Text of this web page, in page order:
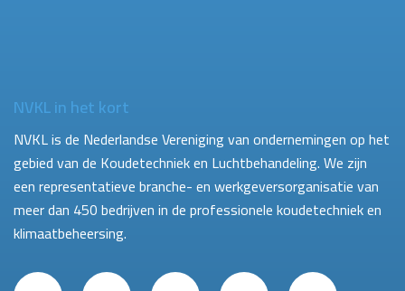
NVKL in het kort
NVKL is de Nederlandse Vereniging van ondernemingen op het
gebied van de Koudetechniek en Luchtbehandeling. We zijn
een representatieve branche- en werkgeversorganisatie van
meer dan 450 bedrijven in de professionele koudetechniek en
klimaatbeheersing.